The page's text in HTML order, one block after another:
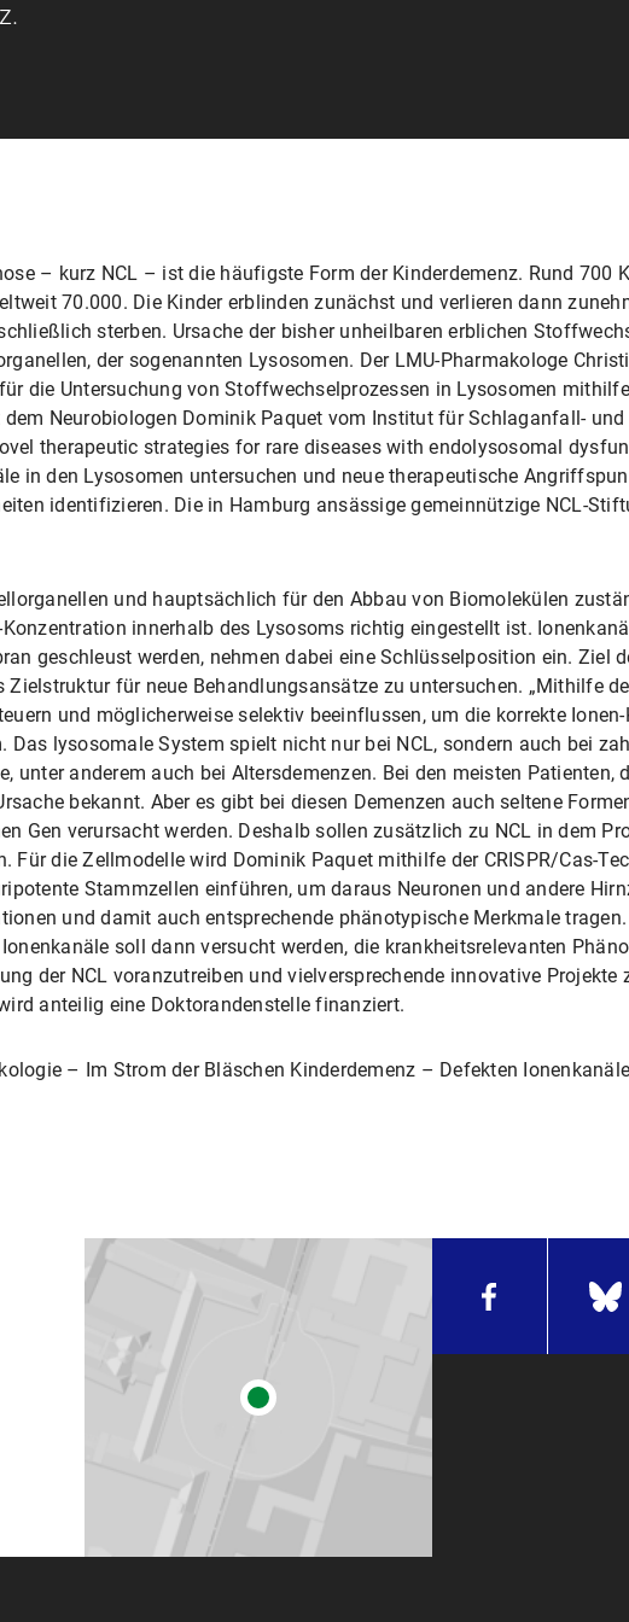
– kurz NCL – ist die häufigste Form der Kinderdemenz. Rund 700
70.000. Die Kinder erblinden zunächst und verlieren dann
sterben. Ursache der bisher unheilbaren erblichen
der sogenannten Lysosomen. Der LMU-Pharmakologe
die Untersuchung von Stoffwechselprozessen in Lysosomen
Neurobiologen Dominik Paquet vom Institut für Schlaganfall-
therapeutic strategies for rare diseases with endolysosomal
in den Lysosomen untersuchen und neue therapeutische
identifizieren. Die in Hamburg ansässige gemeinnützige NCL-
und hauptsächlich für den Abbau von Biomolekülen
innerhalb des Lysosoms richtig eingestellt ist.
geschleust werden, nehmen dabei eine Schlüsselposition ein. Ziel
Zielstruktur für neue Behandlungsansätze zu untersuchen. „Mithilfe
und möglicherweise selektiv beeinflussen, um die korrekte
Das lysosomale System spielt nicht nur bei NCL, sondern auch bei
unter anderem auch bei Altersdemenzen. Bei den meisten Patienten,
bekannt. Aber es gibt bei diesen Demenzen auch seltene
Gen verursacht werden. Deshalb sollen zusätzlich zu NCL in dem
Für die Zellmodelle wird Dominik Paquet mithilfe der CRISPR/Cas-
Stammzellen einführen, um daraus Neuronen und andere
und damit auch entsprechende phänotypische Merkmale
soll dann versucht werden, die krankheitsrelevanten
der NCL voranzutreiben und vielversprechende innovative Projekte
anteilig eine Doktorandenstelle finanziert.
– Im Strom der Bläschen Kinderdemenz – Defekten